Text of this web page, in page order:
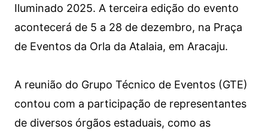
Iluminado 2025. A terceira edição do evento
acontecerá de 5 a 28 de dezembro, na Praça
de Eventos da Orla da Atalaia, em Aracaju.
A reunião do Grupo Técnico de Eventos (GTE)
contou com a participação de representantes
de diversos órgãos estaduais, como as